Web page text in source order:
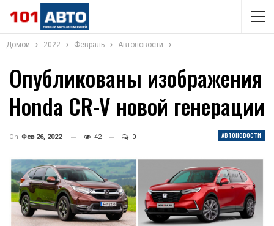
Домой 2022 Февраль Автоновости
Опубликованы изображения
Honda CR-V новой генерации
АВТОНОВОСТИ
On Фев 26, 2022 42 0